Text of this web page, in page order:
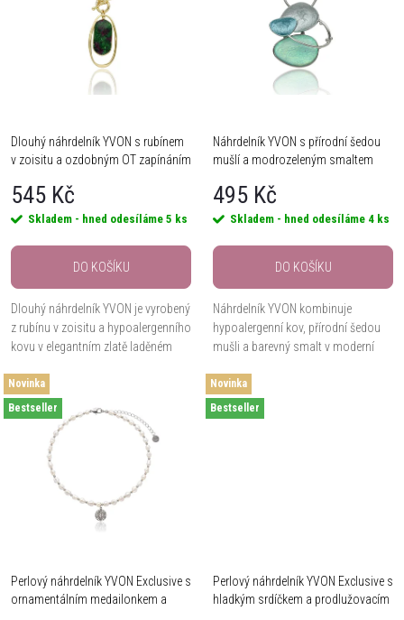
p
r
o
d
u
k
t
s
p
r
d
u
k
Dlouhý náhrdelník YVON s rubínem
v zoisitu a ozdobným OT zapínáním
545 Kč
Skladem - hned odesíláme 5 ks
DO KOŠÍKU
Dlouhý náhrdelník YVON je vyrobený
z rubínu v zoisitu a hypoalergenního
kovu v elegantním zlatě laděném
OT zapínání a přírodní kámen se
zelenými...
Náhrdelník YVON s přírodní šedou
mušlí a modrozeleným smaltem
495 Kč
Skladem - hned odesíláme 4 ks
DO KOŠÍKU
Náhrdelník YVON kombinuje
hypoalergenní kov, přírodní šedou
mušli a barevný smalt v moderní
a kapkovitých prvků. Délka 42 cm +
8 cm regulace...
Novinka
Bestseller
Perlový náhrdelník YVON Exclusive s
ornamentálním medailonkem a
Novinka
Bestseller
Perlový náhrdelník YVON Exclusive s
hladkým srdíčkem a prodlužovacím